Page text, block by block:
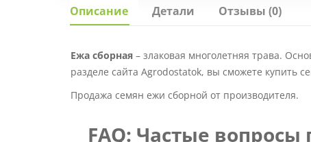
Описание Детали Отзывы (0)
Ежа сборная – злаковая многолетняя трава.
разделе сайта Agrodostatok, вы сможете купить
Продажа семян ежи сборной от производителя.
FAQ: Частые